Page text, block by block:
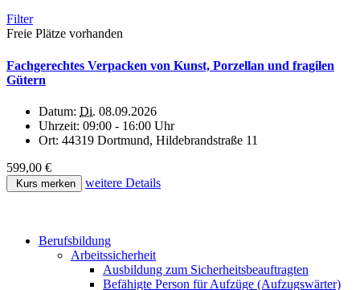
Filter
Freie Plätze vorhanden
Fachgerechtes Verpacken von Kunst, Porzellan und fragilen
Gütern
Datum: Di. 08.09.2026
Uhrzeit: 09:00 - 16:00 Uhr
Ort: 44319 Dortmund, Hildebrandstraße 11
599,00 €
Kurs merken weitere Details
Berufsbildung
Arbeitssicherheit
Ausbildung zum Sicherheitsbeauftragten
Befähigte Person für Aufzüge (Aufzugswärter)